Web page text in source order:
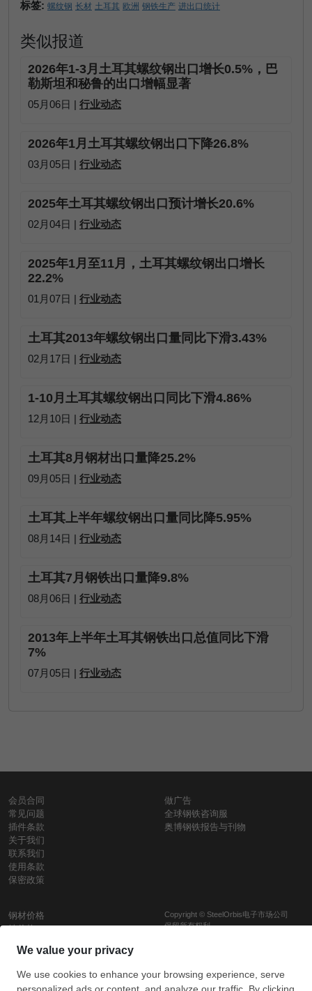
标签: 螺纹钢 长材 土耳其 欧洲 钢铁生产 进出口统计
类似报道
2026年1-3月土耳其螺纹钢出口增长0.5%，巴
勒斯坦和秘鲁的出口增幅显著
05月06日 | 行业动态
2026年1月土耳其螺纹钢出口下降26.8%
03月05日 | 行业动态
2025年土耳其螺纹钢出口预计增长20.6%
02月04日 | 行业动态
2025年1月至11月，土耳其螺纹钢出口增长
22.2%
01月07日 | 行业动态
土耳其2013年螺纹钢出口量同比下滑3.43%
02月17日 | 行业动态
1-10月土耳其螺纹钢出口同比下滑4.86%
12月10日 | 行业动态
土耳其8月钢材出口量降25.2%
09月05日 | 行业动态
土耳其上半年螺纹钢出口量同比降5.95%
08月14日 | 行业动态
土耳其7月钢铁出口量降9.8%
08月06日 | 行业动态
2013年上半年土耳其钢铁出口总值同比下滑
7%
07月05日 | 行业动态
会员合同
常见问题
插件条款
关于我们
联系我们
使用条款
保密政策
做广告
全球钢铁咨询服
奥博钢铁报告与刊物
钢材价格
铁价格
盘条价格
Copyright © SteelOrbis电子市场公司
保留所有权利
阅
付
付